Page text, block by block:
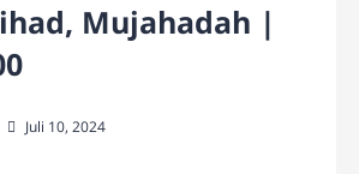
Mujahadah |
Juli 10, 2024